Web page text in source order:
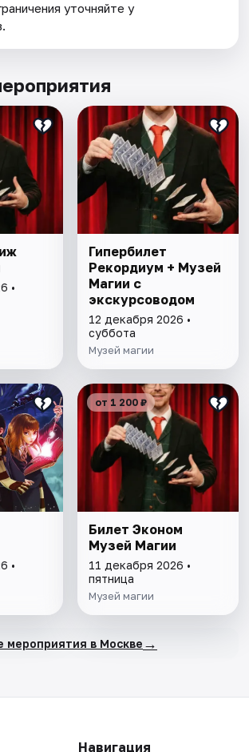
уточняйте у
•
Гипербилет
Рекордиум + Музей
Магии с
экскурсоводом
12 декабря 2026 •
суббота
Музей магии
•
от 1 200 ₽
Билет Эконом
Музей Магии
11 декабря 2026 •
пятница
Музей магии
мероприятия в Москве →
Навигация